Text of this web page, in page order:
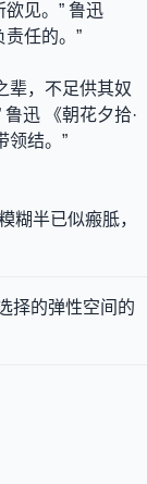
见。” 鲁迅
责任的。”
辈，不足供其奴
迅 《朝花夕拾·
领结。”
糊半已似瘢胝，
择的弹性空间的